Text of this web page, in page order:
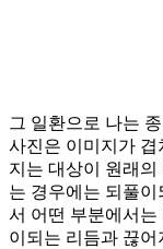
그 일환으로 나는
사진은 이미지가 겹
지는 대상이 원래
는 경우에는 되풀
서 어떤 부분에서
이되는 리듬과 끊